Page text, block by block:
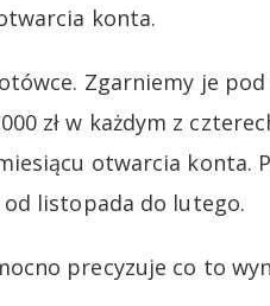
konta.
Zgarniemy je
zł w każdym z
otwarcia konta.
listopada do lutego.
precyzuje co to